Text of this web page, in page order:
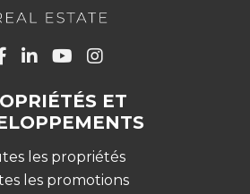
ET
les propriétés
les promotions